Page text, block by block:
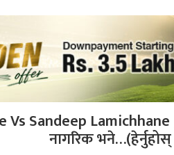
Sandeep Lamichhane
नागरिक भने…(हेर्नुहोस्